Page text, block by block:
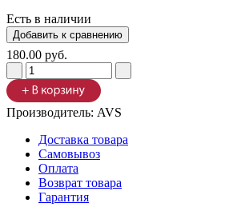
Есть в наличии
180.00 руб.
Производитель: AVS
Доставка товара
Самовывоз
Оплата
Возврат товара
Гарантия